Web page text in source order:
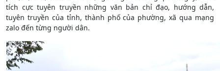
tích cực tuyên truyền những văn bản chỉ đạo, hướng dẫn,
tuyên truyền của tỉnh, thành phố của phường, xã qua mạng
zalo đến từng người dân.